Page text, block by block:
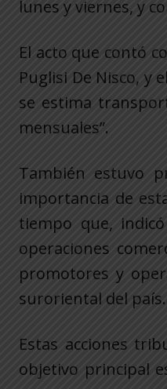
lunes y viernes, y
El acto que contó
Puglisi De Nisco, y
se estima
mensuales”.
También estuvo
importancia de
tiempo que,
operaciones
promotores y
suroriental del país.
Estas acciones
objetivo principal